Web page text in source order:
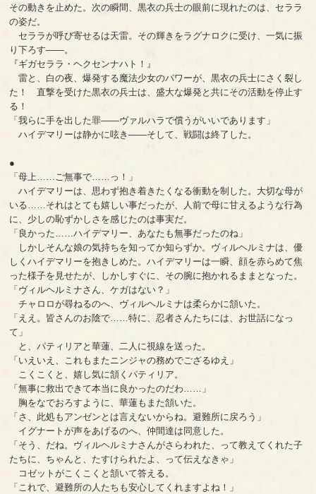
その動きを止めた。次の瞬間、黒衣の兵士の眼前に現れたのは、セララ
の姿だ。
セララが呼び寄せるは天雷。その輝きをラグナロクに受け、一気に振
り下ろす――。
『ギガセララ・ヘクセンナハト！』
雷と、白の夜、爆発する魔法少女のパワーが、黒衣の兵士にさく裂し
た！ 直撃を受けた黒衣の兵士は、盛大な爆発と共にその活動を停止す
る！
「我らに手を出した罪――ヴァルハラで償うがいいであります」
ハイデマリーは静かに呟き――そして、戦闘は終了した。
●
「母上……ご無事で……っ！」
ハイデマリーは、思わず抱き着きたくなる衝動を制した。大切な母が
いる……それはとても嬉しい事だったが、人前で母に甘えるような行為
に、少しの恥ずかしさを感じたのは事実だ。
「良かった……ハイデマリー、あなたも無事だったのね」
しかしそんな娘の気持ちを知ってか知らずか。ヴィルヘルミナは、優
しくハイデマリーを抱きしめた。ハイデマリーは一瞬、顔を赤らめて焦
った様子を見せたが、しかしすぐに、その腕に抱かれるままとなった。
「ヴィルヘルミナさん、ケガはない？」
チャロロが尋ねるのへ、ヴィルヘルミナは柔らかに頷いた。
「ええ。皆さんのお陰で……特に、忍者さんたちには、お世話になっ
て」
と、パティリアと華蓮、二人に視線を送った。
「いえいえ、これもまたニンジャの務めでござるゆえ」
こくこくと、嬉し気に頷くパティリア。
「無事に救出できて本当に良かったのだわ……」
胸をなでおろすように、華蓮もまた頷いた。
「さ、此処もアンゼンとは言えないからね。避難所に戻ろう」
イグナートが声をあげるのへ、仲間達は同意した。
「そう、だね。ヴィルヘルミナさんがさらわれた、って教えてくれた子
たちに、ちゃんと、たすけられたよ、って伝えなきゃ」
コゼットがこくこくと頷いて答える。
「これで、避難所の人たちも安心してくれますよね！」